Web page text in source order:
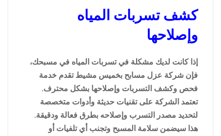
كشف تسربات المياه
وإصلاحها
إذا كانت لديك مشكلة في تسربات المياه في مسبحك،
فإن شركة عزل مسابح بخميس مشيط تقدم خدمة
فحص وكشف التسربات وإصلاحها بشكل محترف.
تعتمد الشركة على تقنيات حديثة وأدوات متخصصة
لتحديد مصدر التسرب وإصلاحه بطرق فعالة ودقيقة.
هذا سيضمن سلامة المسبح وتجنب أي تلفيات أو